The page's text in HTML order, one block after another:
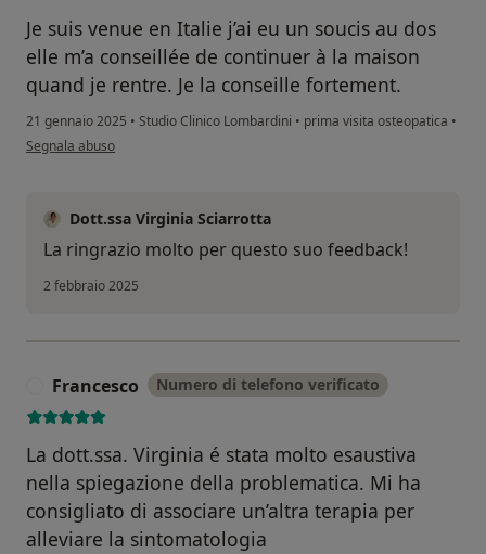
Je suis venue en Italie j’ai eu un soucis au dos
elle m’a conseillée de continuer à la maison
quand je rentre. Je la conseille fortement.
21 gennaio 2025 • Studio Clinico Lombardini • prima visita osteopatica •
secondo l'opinione dell'utente Virginie
Segnala abuso
Dott.ssa Virginia Sciarrotta
La ringrazio molto per questo suo feedback!
2 febbraio 2025
Francesco Numero di telefono verificato
La dott.ssa. Virginia é stata molto esaustiva
nella spiegazione della problematica. Mi ha
consigliato di associare un’altra terapia per
alleviare la sintomatologia